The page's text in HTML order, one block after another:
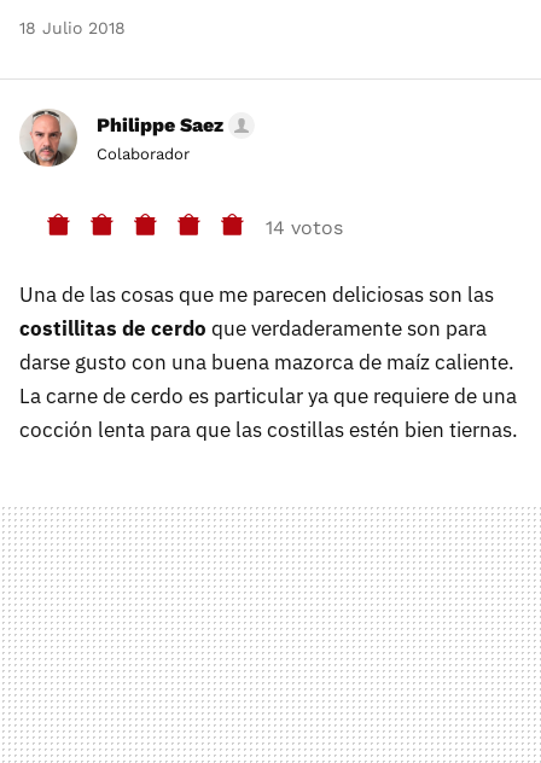
18 Julio 2018
Philippe Saez
Colaborador
14 votos
Una de las cosas que me parecen deliciosas son las
costillitas de cerdo que verdaderamente son para
darse gusto con una buena mazorca de maíz caliente.
La carne de cerdo es particular ya que requiere de una
cocción lenta para que las costillas estén bien tiernas.